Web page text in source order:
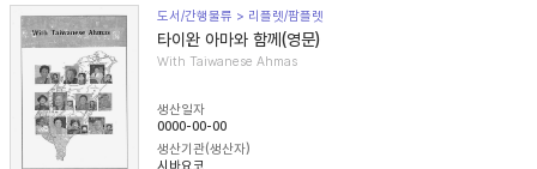
도서/간행물류 > 리플렛/팜플렛
타이완 아마와 함께(영문)
With Taiwanese Ahmas
생산일자
0000-00-00
생산기관(생산자)